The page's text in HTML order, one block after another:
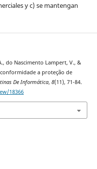
y c) se mantengan
do Nascimento Lampert, V., &
conformidade a proteção de
De Informática, 8(11), 71-84.
18366